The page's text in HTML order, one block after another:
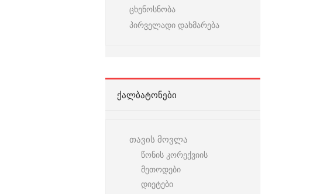
ცხენოსნობა
პირველადი დახმარება
ᲥᲐᲚᲑᲐᲢᲝᲜᲔᲑᲘ
თავის მოვლა
წონის კორექვიის
მეთოდები
დიეტები